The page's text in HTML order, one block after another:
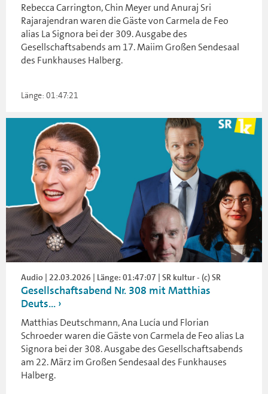
Rebecca Carrington, Chin Meyer und Anuraj Sri
Rajarajendran waren die Gäste von Carmela de Feo
alias La Signora bei der 309. Ausgabe des
Gesellschaftsabends am 17. Maiim Großen Sendesaal
des Funkhauses Halberg.
Länge: 01:47:21
Audio | 22.03.2026 | Länge: 01:47:07 | SR kultur - (c) SR
Gesellschaftsabend Nr. 308 mit Matthias
Deuts...
Matthias Deutschmann, Ana Lucía und Florian
Schroeder waren die Gäste von Carmela de Feo alias La
Signora bei der 308. Ausgabe des Gesellschaftsabends
am 22. März im Großen Sendesaal des Funkhauses
Halberg.